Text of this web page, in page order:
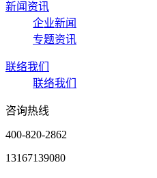
新闻资讯
企业新闻
专题资讯
联络我们
联络我们
咨询热线
400-820-2862
13167139080